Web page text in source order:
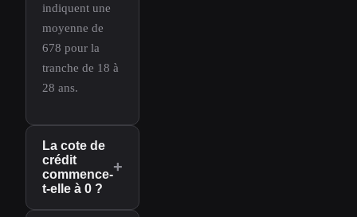
indiquent une
moyenne de
678 pour la
tranche de 18 à
28 ans.
La cote de
crédit
commence-
t-elle à 0 ?
+